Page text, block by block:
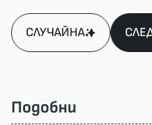
СЛУЧАЙНА
Подобни